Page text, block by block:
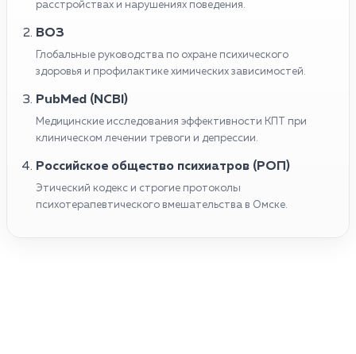
расстройствах и нарушениях поведения.
ВОЗ
Глобальные руководства по охране психического
здоровья и профилактике химических зависимостей.
PubMed (NCBI)
Медицинские исследования эффективности КПТ при
клиническом лечении тревоги и депрессии.
Российское общество психиатров (РОП)
Этический кодекс и строгие протоколы
психотерапевтического вмешательства в Омске.